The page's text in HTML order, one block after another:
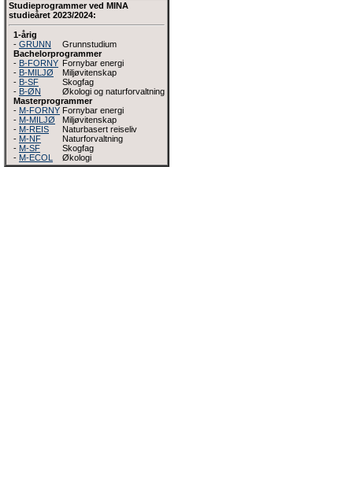
Studieprogrammer ved MINA
studieåret 2023/2024:
1-årig
- GRUNN
Grunnstudium
Bachelorprogrammer
- B-FORNY Fornybar energi
- B-MILJØ
Miljøvitenskap
- B-SF
Skogfag
- B-ØN
Økologi og naturforvaltning
Masterprogrammer
- M-FORNY Fornybar energi
- M-MILJØ
Miljøvitenskap
- M-REIS
Naturbasert reiseliv
- M-NF
Naturforvaltning
- M-SF
Skogfag
- M-ECOL Økologi